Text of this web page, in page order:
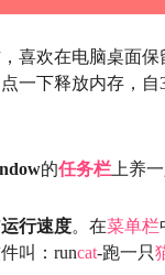
喜欢在电脑桌面保
一下释放内存，自
的任务栏 上养
运行速度。在菜单栏
叫：runcat-跑一只